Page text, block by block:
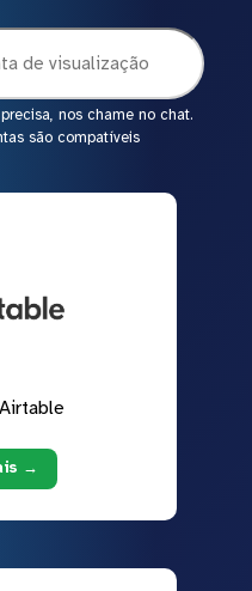
nos chame no chat.
são compatíveis
→